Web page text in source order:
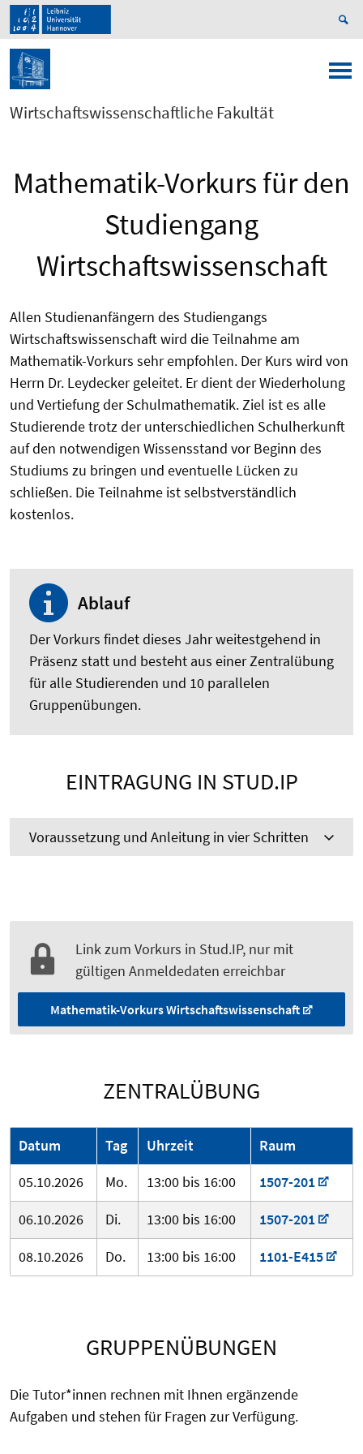
Wirtschaftswissenschaftliche Fakultät
Mathematik-Vorkurs für den
Studiengang
Wirtschaftswissenschaft
Allen Studienanfängern des Studiengangs
Wirtschaftswissenschaft wird die Teilnahme am
Mathematik-Vorkurs sehr empfohlen. Der Kurs wird von
Herrn Dr. Leydecker geleitet. Er dient der Wiederholung
und Vertiefung der Schulmathematik. Ziel ist es alle
Studierende trotz der unterschiedlichen Schulherkunft
auf den notwendigen Wissensstand vor Beginn des
Studiums zu bringen und eventuelle Lücken zu
schließen. Die Teilnahme ist selbstverständlich
kostenlos.
Ablauf
Der Vorkurs findet dieses Jahr weitestgehend in
Präsenz statt und besteht aus einer Zentralübung
für alle Studierenden und 10 parallelen
Gruppenübungen.
EINTRAGUNG IN STUD.IP
Voraussetzung und Anleitung in vier Schritten
Link zum Vorkurs in Stud.IP, nur mit
gültigen Anmeldedaten erreichbar
Mathematik-Vorkurs Wirtschaftswissenschaft
ZENTRALÜBUNG
Datum Tag Uhrzeit
Raum
05.10.2026
Mo. 13:00 bis 16:00
1507-201
06.10.2026
Di. 13:00 bis 16:00
1507-201
08.10.2026
Do. 13:00 bis 16:00 1101-E415
GRUPPENÜBUNGEN
Die Tutor*innen rechnen mit Ihnen ergänzende
Aufgaben und stehen für Fragen zur Verfügung.